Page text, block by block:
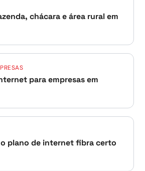
chácara e área rural em
para empresas em
plano de internet fibra certo